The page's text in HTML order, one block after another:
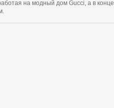
на модный дом Gucci, а в конце